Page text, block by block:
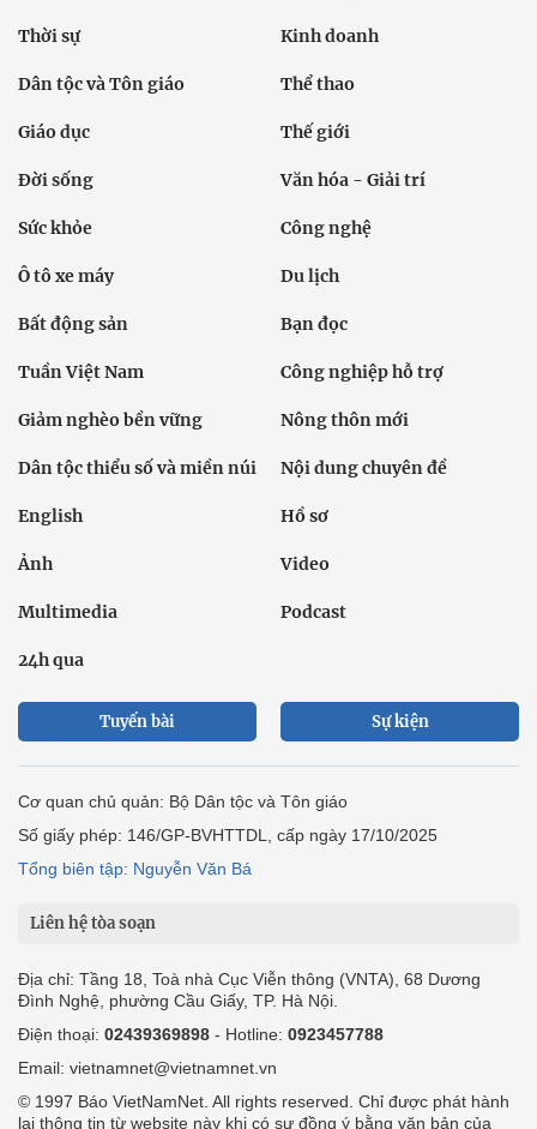
Thời sự Kinh doanh
Dân tộc và Tôn giáo Thể thao
Giáo dục Thế giới
Đời sống Văn hóa - Giải trí
Sức khỏe Công nghệ
Ô tô xe máy Du lịch
Bất động sản Bạn đọc
Tuần Việt Nam Công nghiệp hỗ trợ
Giảm nghèo bền vững Nông thôn mới
Dân tộc thiểu số và miền núi Nội dung chuyên đề
English Hồ sơ
Ảnh Video
Multimedia Podcast
24h qua
Tuyến bài Sự kiện
Cơ quan chủ quản: Bộ Dân tộc và Tôn giáo
Số giấy phép: 146/GP-BVHTTDL, cấp ngày 17/10/2025
Tổng biên tập: Nguyễn Văn Bá
Liên hệ tòa soạn
Địa chỉ: Tầng 18, Toà nhà Cục Viễn thông (VNTA), 68 Dương
Đình Nghệ, phường Cầu Giấy, TP. Hà Nội.
Điện thoại: 02439369898 - Hotline: 0923457788
Email: vietnamnet@vietnamnet.vn
© 1997 Báo VietNamNet. All rights reserved. Chỉ được phát hành
lại thông tin từ website này khi có sự đồng ý bằng văn bản của